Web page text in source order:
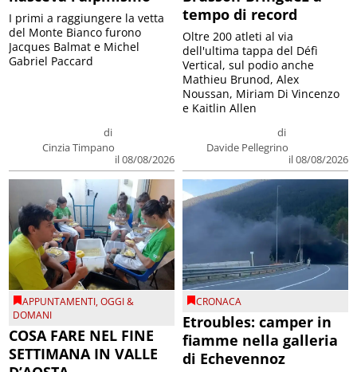
di
Cinzia Timpano
il 08/08/2026
I primi a raggiungere la vetta
del Monte Bianco furono
Jacques Balmat e Michel
Gabriel Paccard
tempo di record
di
Davide Pellegrino
il 08/08/2026
Oltre 200 atleti al via
dell'ultima tappa del Défì
Vertical, sul podio anche
Mathieu Brunod, Alex
Noussan, Miriam Di Vincenzo
e Kaitlin Allen
APPUNTAMENTI,OGGI &
DOMANI
COSA FARE NEL FINE
SETTIMANA IN VALLE
CRONACA
Etroubles: camper in
fiamme nella galleria
di Echevennoz